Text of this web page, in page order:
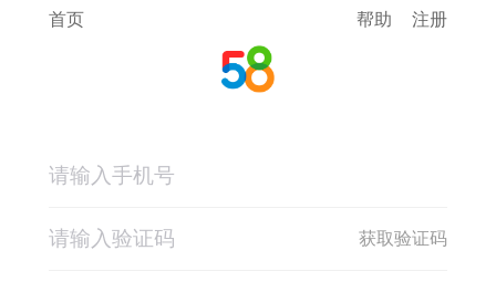
首页 帮助 注册
获取验证码